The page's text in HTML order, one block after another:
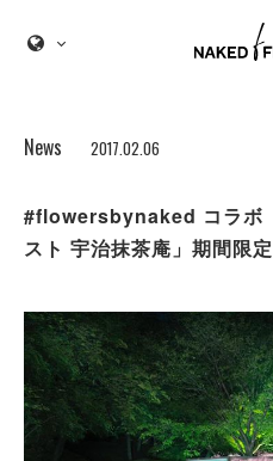
News 2017.02.06
#flowersbynaked コラボ
スト 宇治抹茶庵」期間限